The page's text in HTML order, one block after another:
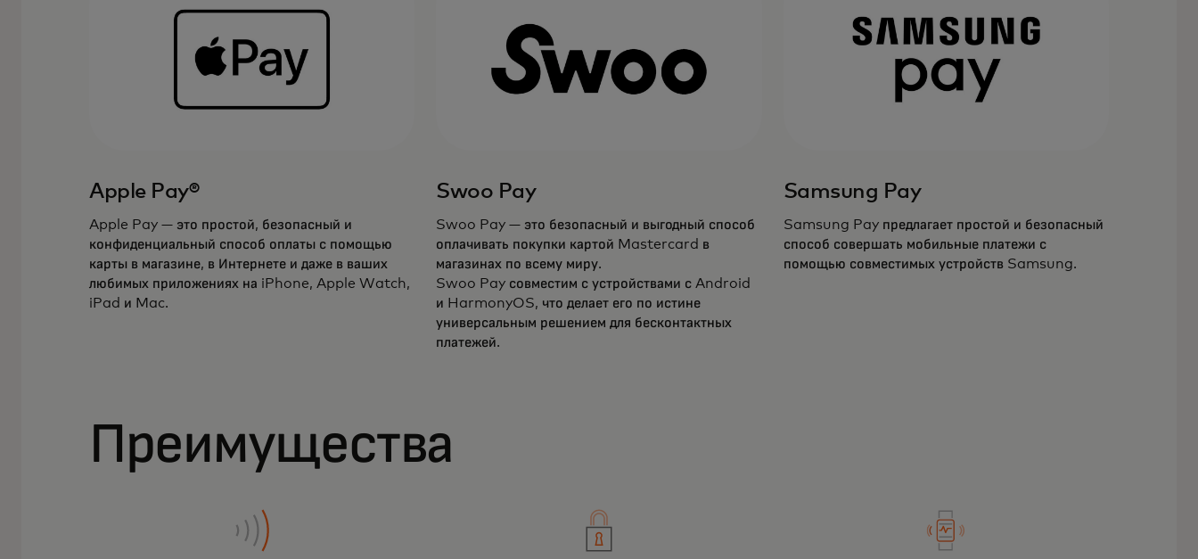
Apple Pay®
Apple Pay — это простой, безопасный и
конфиденциальный способ оплаты с помощью
карты в магазине, в Интернете и даже в ваших
любимых приложениях на iPhone, Apple Watch,
iPad и Mac.
Swoo Pay
Swoo Pay — это безопасный и выгодный способ
оплачивать покупки картой Mastercard в
магазинах по всему миру.
Swoo Pay совместим с устройствами с Android
и HarmonyOS, что делает его по истине
универсальным решением для бесконтактных
платежей.
Samsung Pay
Samsung Pay предлагает простой и безопасный
способ совершать мобильные платежи с
помощью совместимых устройств Samsung.
Преимущества